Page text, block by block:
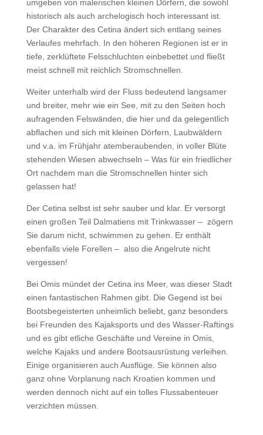
umgeben von malerischen kleinen Dörfern, die sowohl
historisch als auch archelogisch hoch interessant ist.
Der Charakter des Cetina ändert sich entlang seines
Verlaufes mehrfach. In den höheren Regionen ist er in
tiefe, zerklüftete Felsschluchten einbebettet und fließt
meist schnell mit reichlich Stromschnellen.
Weiter unterhalb wird der Fluss bedeutend langsamer
und breiter, mehr wie ein See, mit zu den Seiten hoch
aufragenden Felswänden, die hier und da gelegentlich
abflachen und sich mit kleinen Dörfern, Laubwäldern
und v.a. im Frühjahr atemberaubenden, in voller Blüte
stehenden Wiesen abwechseln – Was für ein friedlicher
Ort nachdem man die Stromschnellen hinter sich
gelassen hat!
Der Cetina selbst ist sehr sauber und klar. Er versorgt
einen großen Teil Dalmatiens mit Trinkwasser – zögern
Sie darum nicht, schwimmen zu gehen. Er enthält
ebenfalls viele Forellen – also die Angelrute nicht
vergessen!
Bei Omis mündet der Cetina ins Meer, was dieser Stadt
einen fantastischen Rahmen gibt. Die Gegend ist bei
Bootsbegeisterten unheimlich beliebt, ganz besonders
bei Freunden des Kajaksports und des Wasser-Raftings
und es gibt etliche Geschäfte und Vereine in Omis,
welche Kajaks und andere Bootsausrüstung verleihen.
Einige organisieren auch Ausflüge. Sie können also
ganz ohne Vorplanung nach Kroatien kommen und
werden dennoch nicht auf ein tolles Flussabenteuer
verzichten müssen.